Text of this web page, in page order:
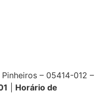
– 05414-012 –
Horário de